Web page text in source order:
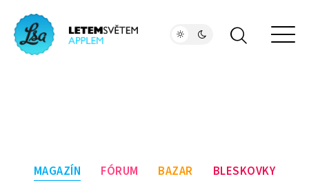
MAGAZÍN FÓRUM BAZAR BLESKOVKY